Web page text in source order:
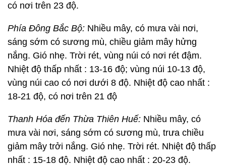
có nơi trên 23 độ.
Phía Đông Bắc Bộ: Nhiều mây, có mưa vài nơi,
sáng sớm có sương mù, chiều giảm mây hửng
nắng. Gió nhẹ. Trời rét, vùng núi có nơi rét đậm.
Nhiệt độ thấp nhất : 13-16 độ; vùng núi 10-13 độ,
vùng núi cao có nơi dưới 8 độ. Nhiệt độ cao nhất :
18-21 độ, có nơi trên 21 độ
Thanh Hóa đến Thừa Thiên Huế: Nhiều mây, có
mưa vài nơi, sáng sớm có sương mù, trưa chiều
giảm mây trởi nắng. Gió nhẹ. Trời rét. Nhiệt độ thấp
nhất : 15-18 độ. Nhiệt độ cao nhất : 20-23 độ.